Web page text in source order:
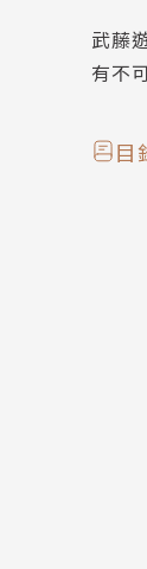
武藤
有不
目